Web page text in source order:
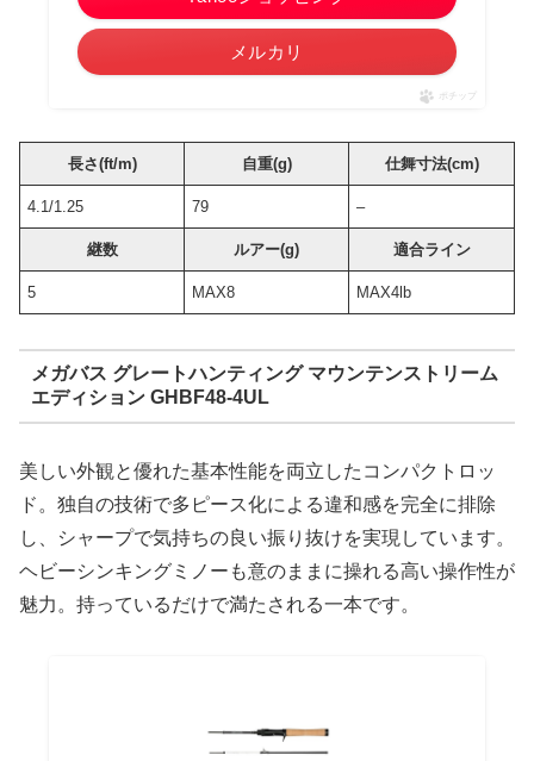
メルカリ
ポチップ
長さ(ft/m) 自重(g) 仕舞寸法(cm)
4.1/1.25 79 –
継数 ルアー(g) 適合ライン
5 MAX8 MAX4lb
メガバス グレートハンティング マウンテンストリーム
エディション GHBF48-4UL
美しい外観と優れた基本性能を両立したコンパクトロッ
ド。独自の技術で多ピース化による違和感を完全に排除
し、シャープで気持ちの良い振り抜けを実現しています。
ヘビーシンキングミノーも意のままに操れる高い操作性が
魅力。持っているだけで満たされる一本です。